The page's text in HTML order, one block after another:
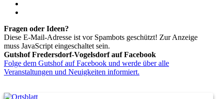
Fragen oder Ideen?
Diese E-Mail-Adresse ist vor Spambots geschützt! Zur Anzeige
muss JavaScript eingeschaltet sein.
Gutshof Fredersdorf-Vogelsdorf auf Facebook
Folge dem Gutshof auf Facebook und werde über alle
Veranstaltungen und Neuigkeiten informiert.